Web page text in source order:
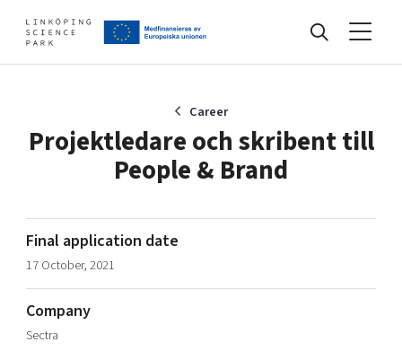
Find your network
Artificial intelligence
Cybersecurity
Internet of Things
Manufacturing industries
Develop your company
Upgrade your skills & master new ones
About
Career
Projektledare och skribent till
People & Brand
Final application date
17 October, 2021
Company
Sectra